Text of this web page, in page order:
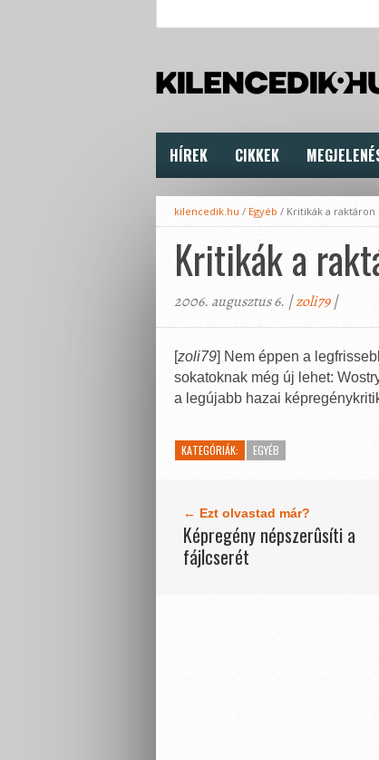
HÍREK CIKKEK
kilencedik.hu / Egyéb / Kritikák a raktáron
Kritikák a
2006. augusztus 6. |zoli79|
[zoli79] Nem éppen a
sokatoknak még új lehet:
a legújabb hazai
KATEGÓRIÁK: EGYÉB
← Ezt olvastad már?
Kép­re­gény népsze­rûsíti a
fájlcserét